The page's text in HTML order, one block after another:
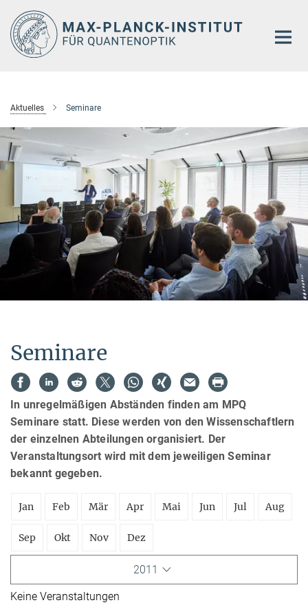
Hauptinhalt
Aktuelles Seminare
Seminare
In unregelmäßigen Abständen finden am MPQ
Seminare statt. Diese werden von den Wissenschaftlern
der einzelnen Abteilungen organisiert. Der
Veranstaltungsort wird mit dem jeweiligen Seminar
bekannt gegeben.
Jan Feb Mär Apr Mai Jun Jul Aug
Sep Okt Nov Dez
2011
Keine Veranstaltungen